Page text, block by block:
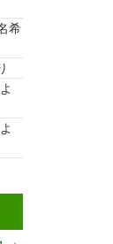
希
よ
よ